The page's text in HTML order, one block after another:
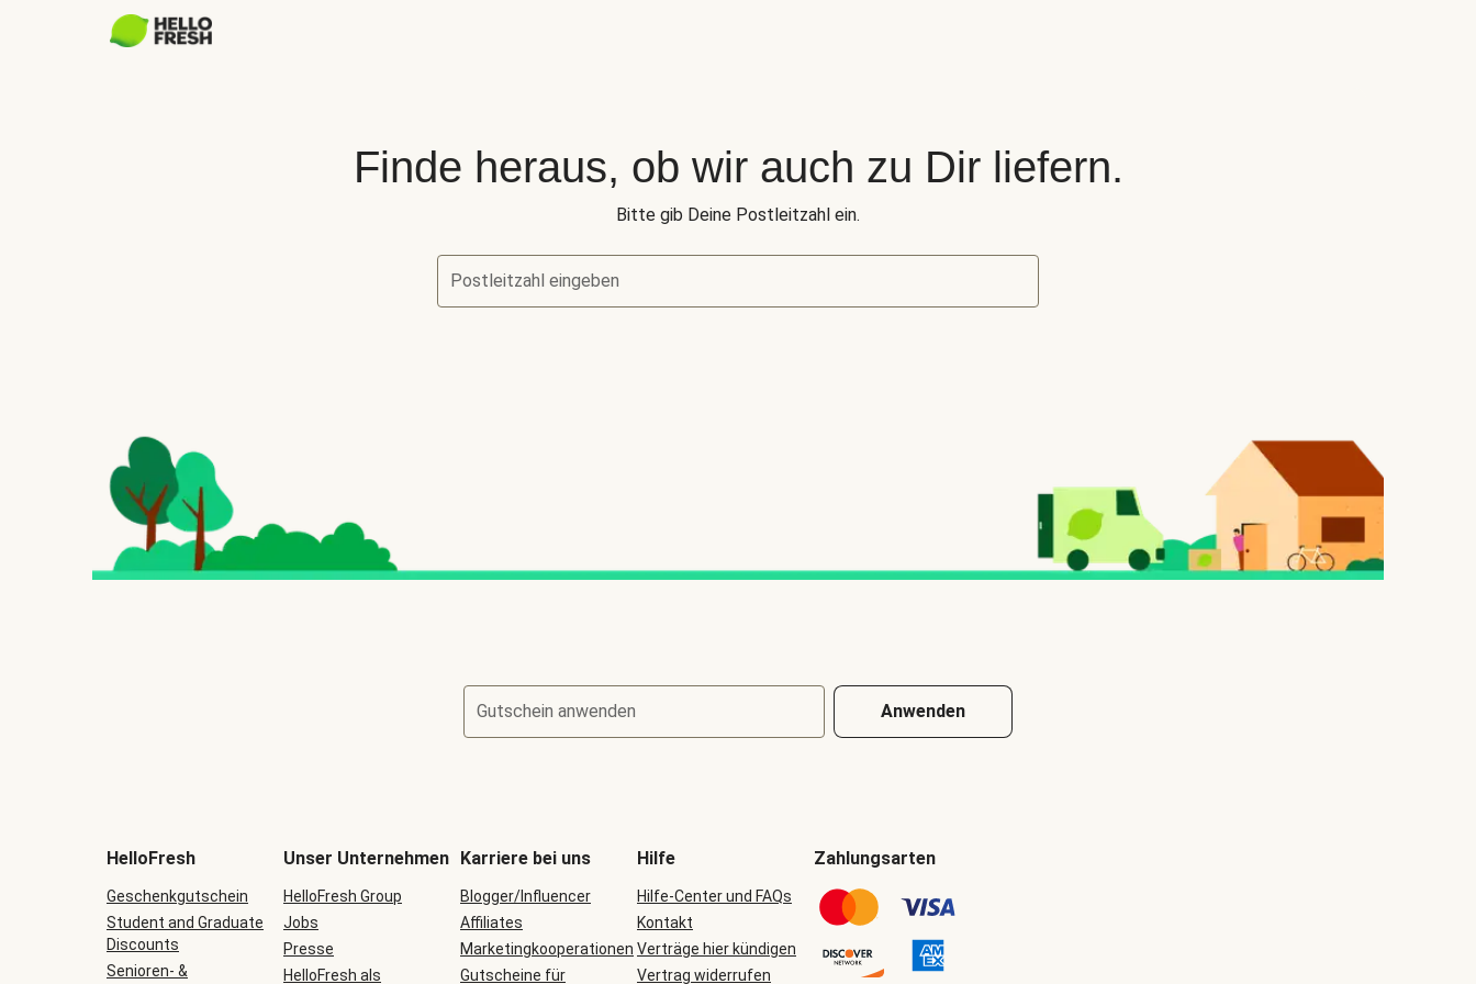
Finde heraus, ob wir auch zu Dir liefern.
Bitte gib Deine Postleitzahl ein.
Postleitzahl eingeben
Gutschein anwenden Anwenden
HelloFresh
Geschenkgutschein
Student and Graduate
Discounts
Senioren- &
Unser Unternehmen
HelloFresh Group
Jobs
Presse
HelloFresh als
Karriere bei uns
Blogger/Influencer
Affiliates
Marketingkooperationen
Gutscheine für
Hilfe
Hilfe-Center und FAQs
Kontakt
Verträge hier kündigen
Vertrag widerrufen
Zahlungsarten